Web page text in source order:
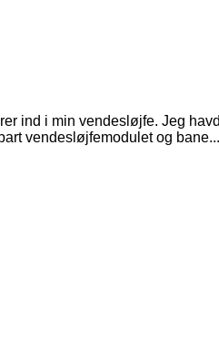
ind i min vendesløjfe. Jeg
vendesløjfemodulet og bane...